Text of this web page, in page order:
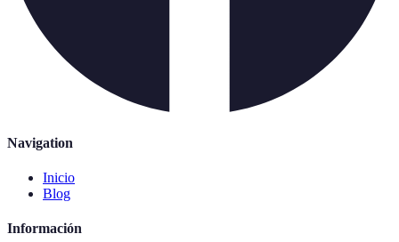
Navigation
Inicio
Blog
Información